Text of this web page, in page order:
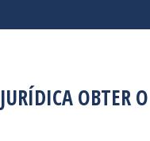
OBTER O